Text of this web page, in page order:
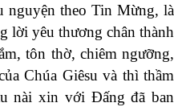
nguyện theo Tin Mừng, là
lời yêu thương chân thành
tôn thờ, chiêm ngưỡng,
Chúa Giêsu và thì thầm
nài xin với Đấng đã ban